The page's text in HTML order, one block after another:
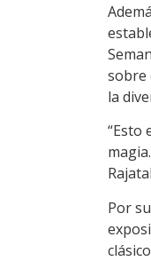
sobre
la
“Esto
Por